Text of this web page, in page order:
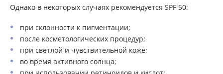
Однако в некоторых случаях рекомендуется SPF 50:
при склонности к пигментации;
после косметологических процедур;
при светлой и чувствительной коже;
во время активного солнца;